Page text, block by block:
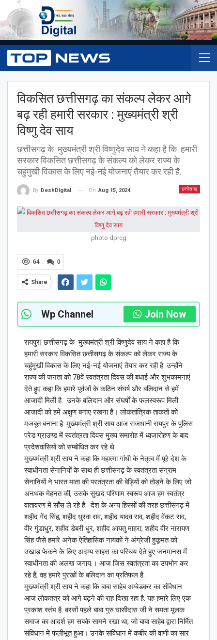
विकसित छत्तीसगढ़ का संकल्प लेकर आगे
बढ़ रही हमारी सरकार : मुख्यमंत्री श्री
विष्णु देव साय
छत्तीसगढ़ के मुख्यमंत्री श्री विष्णुदेव साय ने कहा है कि हमारी
सरकार विकसित छत्तीसगढ़ के संकल्प को लेकर राज्य के
चहुंमुखी विकास के लिए नई-नई योजनाएं तैयार कर रही है.
छत्तीसगढ़
By DeshDigital On Aug 15, 2024
photo dprcg
0
64
Share
Wp Channel Join Now
रायपुर| छत्तीसगढ़ के मुख्यमंत्री श्री विष्णुदेव साय ने कहा है कि
हमारी सरकार विकसित छत्तीसगढ़ के संकल्प को लेकर राज्य के
चहुंमुखी विकास के लिए नई-नई योजनाएं तैयार कर रही है. उन्होंने
राज्य की जनता को 78वें स्वतंत्रता दिवस की बधाई और शुभकामनाएं
देते हुए कहा कि हमारे पूर्वजों के कठिन संघर्ष और बलिदान से हमें
आजादी मिली है. उनके बलिदान और संघर्षों के फलस्वरूप मिली
आजादी को हमें अक्षुण बनाए रखना है। लोकतांत्रिक ताकतों को
मजबूत बनाना है. मुख्यमंत्री श्री साय आज राजधानी रायपुर के पुलिस
परेड ग्राउण्ड में स्वतंत्रता दिवस मुख्य समारोह में ध्वजारोहण के बाद
प्रदेशवासियों को सम्बोधित कर रहे थे.
मुख्यमंत्री श्री साय ने कहा कि महात्मा गांधी के नेतृत्व में पूरे देश के
स्वाधीनता सेनानियों के साथ ही छत्तीसगढ़ के स्वतंत्रता संग्राम
सेनानियों ने भारत माता की परतंत्रता की बेड़ियों को तोड़ने के लिए जो
अनथक मेहनत की, उसके सुखद परिणाम स्वरूप आज हम स्वतंत्र
वातावरण में साँस ले रहे हैं. देश के अन्य हिस्सों की तरह छत्तीसगढ़ में
शहीद गेंद सिंह, शहीद धुरवा राव, शहीद यादव राव, शहीद वेंकट राव,
वीर गुंडाधुर, शहीद डेबरी धुर, शहीद आयतु माहरा, शहीद वीर नारायण
सिंह जैसे हमारे अनेक ऐतिहासिक नायकों ने अंग्रेजी हुकूमत को
उखाड़ फेकने के लिए अदम्य साहस का परिचय देते हुए जनमानस में
स्वाधीनता की अलख जगाय.। आज जिस स्वतंत्रता का उपभोग कर
रहे हैं, वह हमारे पुरखों के बलिदान का प्रतिफल है.
मुख्यमंत्री श्री साय ने कहा कि बाबा साहेब अम्बेडकर का संविधान
आज लोकतंत्र को आगे बढ़ने की राह दिखा रहा है. यह हमारे लिए एक
प्रकाश स्तंभ है. बरसों पहले बाबा गुरु घासीदास जी ने समता मूलक
समाज का आदर्श हम सबके सामने रखा था, जो बाबा साहेब द्वारा निर्मित
संविधान में फलीभूत हुआ। उनके संविधान में कबीर की वाणी का सार